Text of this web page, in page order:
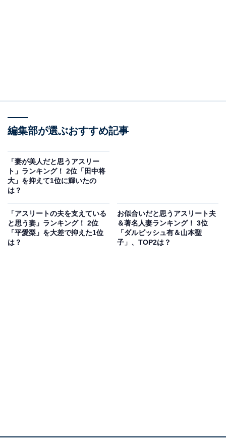
夫妻です。5月に第4子となる男児を出産し、6月29日に
は7回目の結婚記念日を迎えるなど公私共に順調な長友
夫妻。
妻の平さんは海外でプレイすることの多かった長友選手
に帯同し、現地で食事やメンタルケアなど献身的にサポ
編集部が選ぶおすすめ記事
「妻が美人だと思うアスリー
ト」ランキング！ 2位「田中将
大」を抑えて1位に輝いたの
は？
「アスリートの夫を支えている
と思う妻」ランキング！ 2位
「平愛梨」を大差で抑えた1位
は？
お似合いだと思うアスリート夫
＆著名人妻ランキング！ 3位
「ダルビッシュ有＆山本聖
子」、TOP2は？